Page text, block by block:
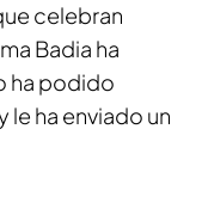
celebran
Badia ha
ha podido
le ha enviado un